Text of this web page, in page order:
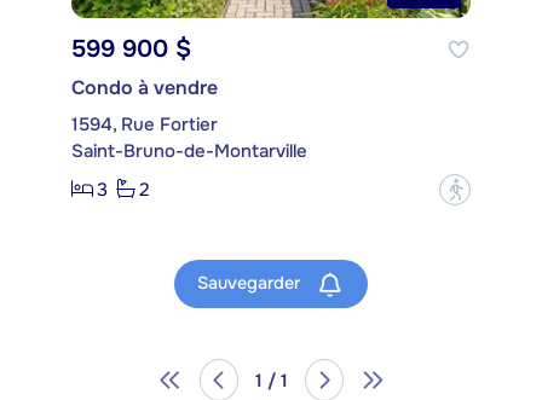
599 900 $
Condo à vendre
1594, Rue Fortier
Saint-Bruno-de-Montarville
3
2 ?
Sauvegarder
1 / 1